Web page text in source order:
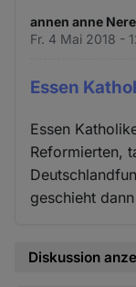
annen anne
Fr. 4 Mai 2018 -
Essen
Essen
Reformierten,
geschieht
Diskussion
und
Cookies